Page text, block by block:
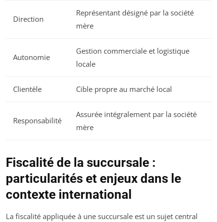
Direction
Représentant désigné par la société
mère
Autonomie
Gestion commerciale et logistique
locale
Clientèle Cible propre au marché local
Responsabilité
Assurée intégralement par la société
mère
Fiscalité de la succursale :
particularités et enjeux dans le
contexte international
La fiscalité appliquée à une succursale est un sujet central